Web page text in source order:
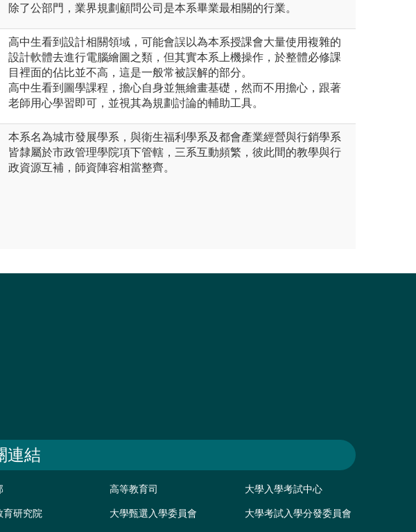
除了公部門，業界規劃顧問公司是本系畢業最相關的行業。
高中生看到設計相關領域，可能會誤以為本系授課會大量使用複雜的
設計軟體去進行電腦繪圖之類，但其實本系上機操作，於整體必修課
目裡面的佔比並不高，這是一般常被誤解的部分。
高中生看到圖學課程，擔心自身並無繪畫基礎，然而不用擔心，跟著
老師用心學習即可，並視其為規劃討論的輔助工具。
本系名為城市發展學系，與衛生福利學系及都會產業經營與行銷學系
皆隸屬於市政管理學院項下管轄，三系互動頻繁，彼此間的教學與行
政資源互補，師資陣容相當整齊。
連結
高等教育司 大學入學考試中心
育研究院 大學甄選入學委員會 大學考試入學分發委員會